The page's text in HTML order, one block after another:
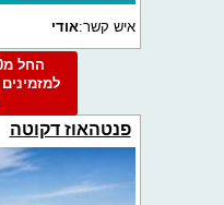
איש קשר:אודי
פנטהאוז דקוטה